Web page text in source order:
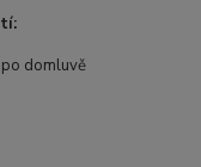
domluvě